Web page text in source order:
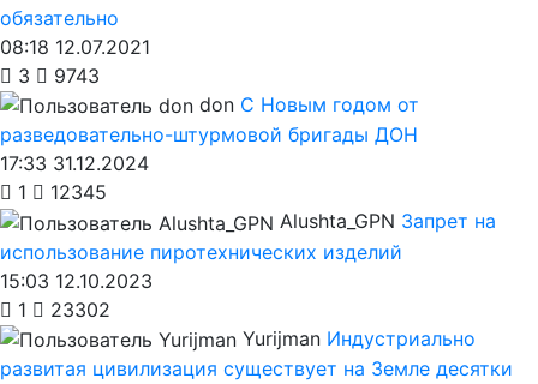
обязательно
08:18 12.07.2021
3
9743
don С Новым годом от
разведовательно-штурмовой бригады ДОН
17:33 31.12.2024
1
12345
Alushta_GPN Запрет на
использование пиротехнических изделий
15:03 12.10.2023
1
23302
Yurijman Индустриально
развитая цивилизация существует на Земле десятки